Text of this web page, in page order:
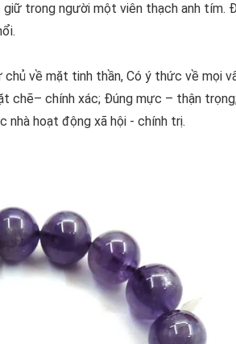
trong người một viên thạch anh tím.
về mặt tinh thần, Có ý thức về mọi
chẽ– chính xác; Đúng mực – thận
nhà hoạt động xã hội - chính trị.